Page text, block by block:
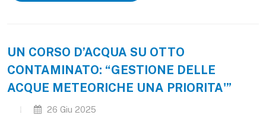
UN CORSO D’ACQUA SU OTTO
CONTAMINATO: “GESTIONE DELLE
ACQUE METEORICHE UNA PRIORITA'”
26 Giu 2025